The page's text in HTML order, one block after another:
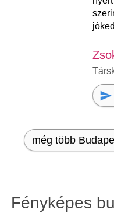
még több
Fényképes